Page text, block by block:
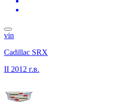
vin
Cadillac SRX
II 2012 г.в.